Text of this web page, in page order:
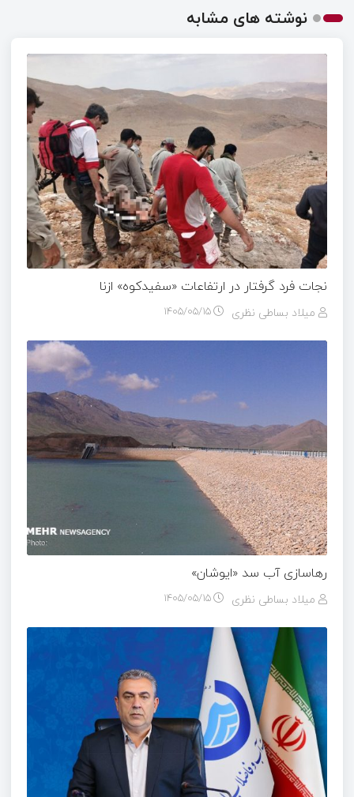
نوشته های مشابه
نجات فرد گرفتار در ارتفاعات «سفیدکوه» ازنا
میلاد بساطی نظری ۱۴۰۵/۰۵/۱۵
رهاسازی آب سد «ایوشان»
میلاد بساطی نظری ۱۴۰۵/۰۵/۱۵